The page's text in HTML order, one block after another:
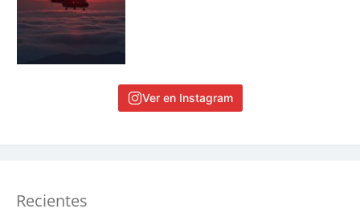
Ver en Instagram
Recientes